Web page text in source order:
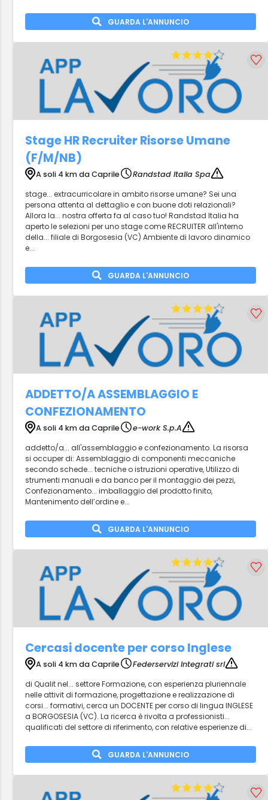
GUARDA L'ANNUNCIO
Stage HR Recruiter Risorse Umane
(F/M/NB)
A soli 4 km da Caprile
Randstad Italia Spa
stage... extracurricolare in ambito risorse umane? Sei una
persona attenta al dettaglio e con buone doti relazionali?
Allora la... nostra offerta fa al caso tuo! Randstad Italia ha
aperto le selezioni per uno stage come RECRUITER all'interno
della... filiale di Borgosesia (VC) Ambiente di lavoro dinamico
e...
GUARDA L'ANNUNCIO
ADDETTO/A ASSEMBLAGGIO E
CONFEZIONAMENTO
A soli 4 km da Caprile
e-work S.p.A
addetto/a... all'assemblaggio e confezionamento. La risorsa
si occuper di: Assemblaggio di componenti meccaniche
secondo schede... tecniche o istruzioni operative, Utilizzo di
strumenti manuali e da banco per il montaggio dei pezzi,
Confezionamento... imballaggio del prodotto finito,
Mantenimento dell’ordine e...
GUARDA L'ANNUNCIO
Cercasi docente per corso Inglese
A soli 4 km da Caprile
Federservizi Integrati srl
di Qualit nel... settore Formazione, con esperienza pluriennale
nelle attivit di formazione, progettazione e realizzazione di
corsi... formativi, cerca un DOCENTE per corso di lingua INGLESE
a BORGOSESIA (VC). La ricerca è rivolta a professionisti...
qualificati del settore di riferimento, con relative esperienze di...
GUARDA L'ANNUNCIO